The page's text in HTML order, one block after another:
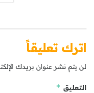
اترك تعليقاً
لن يتم نشر عنوان بريدك
التعليق *